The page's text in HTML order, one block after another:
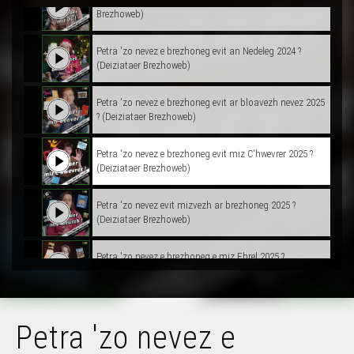
Brezhoweb)
Petra 'zo nevez e brezhoneg evit an Nedeleg 2024 ?
(Deiziataer Brezhoweb)
Petra 'zo nevez e brezhoneg evit ar bloavezh nevez 2025
? (Deiziataer Brezhoweb)
Petra 'zo nevez e brezhoneg evit miz C'hwevrer 2025 ?
(Deiziataer Brezhoweb)
Petra 'zo nevez evit mizvezh ar brezhoneg 2025 ?
(Deiziataer Brezhoweb)
Petra 'zo nevez e brezhoneg e miz Ebrel 2025 ?
(Deiziataer Brezhoweb)
Petra 'zo nevez e